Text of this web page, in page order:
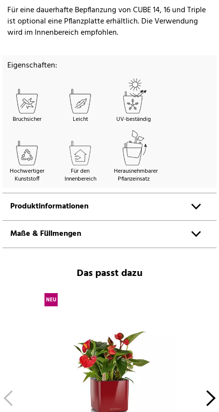
Für eine dauerhafte Bepflanzung von CUBE 14, 16 und Triple
ist optional eine Pflanzplatte erhältlich. Die Verwendung
wird im Innenbereich empfohlen.
Eigenschaften:
Bruchsicher Leicht UV-beständig
Hochwertiger
Kunststoff
Für den
Innenbereich
Herausnehmbarer
Pflanzeinsatz
Produktinformationen
Maße & Füllmengen
Das passt dazu
NEU